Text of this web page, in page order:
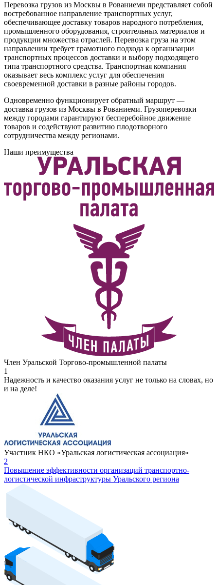
Перевозка грузов из Москвы в Рованиеми представляет собой
востребованное направление транспортных услуг,
обеспечивающее доставку товаров народного потребления,
промышленного оборудования, строительных материалов и
продукции множества отраслей. Перевозка груза на этом
направлении требует грамотного подхода к организации
транспортных процессов доставки и выбору подходящего
типа транспортного средства. Транспортная компания
оказывает весь комплекс услуг для обеспечения
своевременной доставки в разные районы городов.
Одновременно функционирует обратный маршрут —
доставка грузов из Москвы в Рованиеми. Грузоперевозки
между городами гарантируют бесперебойное движение
товаров и содействуют развитию плодотворного
сотрудничества между регионами.
Наши преимущества
Член Уральской Торгово-промышленной палаты
1
Надежность и качество оказания услуг не только на словах, но
и на деле!
Участник НКО «Уральская логистическая ассоциация»
2
Повышение эффективности организаций транспортно-
логистической инфраструктуры Уральского региона